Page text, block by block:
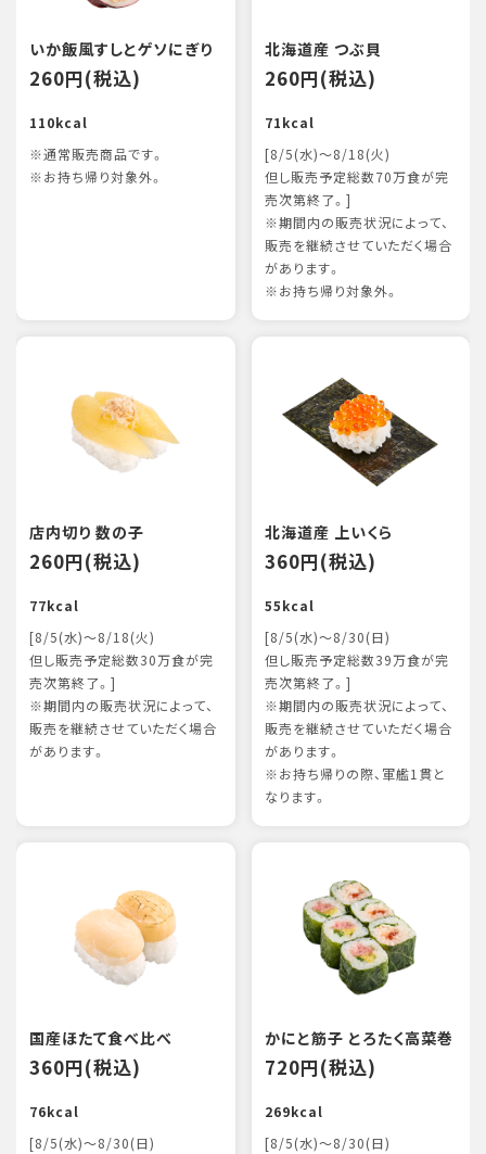
いか飯風すしとゲソにぎり
260円(税込)
110kcal
※通常販売商品です。
※お持ち帰り対象外。
北海道産 つぶ貝
260円(税込)
71kcal
[8/5(水)～8/18(火)
但し販売予定総数70万食が完
売次第終了。]
※期間内の販売状況によって、
販売を継続させていただく場合
があります。
※お持ち帰り対象外。
店内切り 数の子
260円(税込)
77kcal
[8/5(水)～8/18(火)
但し販売予定総数30万食が完
売次第終了。]
※期間内の販売状況によって、
販売を継続させていただく場合
があります。
北海道産 上いくら
360円(税込)
55kcal
[8/5(水)～8/30(日)
但し販売予定総数39万食が完
売次第終了。]
※期間内の販売状況によって、
販売を継続させていただく場合
があります。
※お持ち帰りの際、軍艦1貫と
なります。
国産ほたて食べ比べ
360円(税込)
76kcal
[8/5(水)～8/30(日)
かにと筋子 とろたく高菜巻
720円(税込)
269kcal
[8/5(水)～8/30(日)